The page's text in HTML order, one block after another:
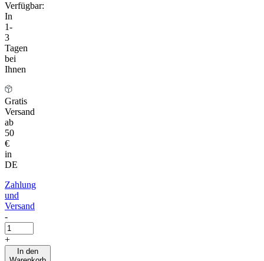
Verfügbar:
In
1-
3
Tagen
bei
Ihnen
Gratis
Versand
ab
50
€
in
DE
Zahlung
und
Versand
-
+
In den